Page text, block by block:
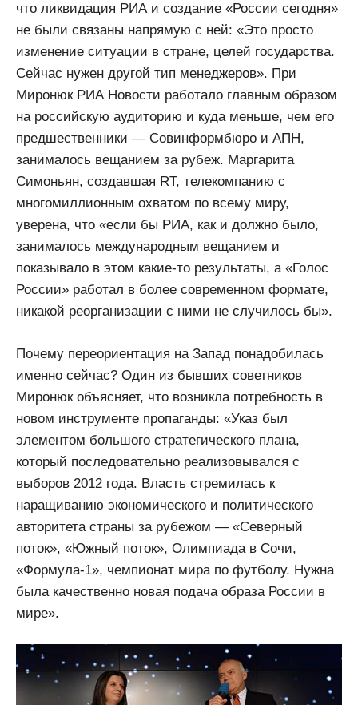
что ликвидация РИА и создание «России сегодня»
не были связаны напрямую с ней: «Это просто
изменение ситуации в стране, целей государства.
Сейчас нужен другой тип менеджеров». При
Миронюк РИА Новости работало главным образом
на российскую аудиторию и куда меньше, чем его
предшественники — Совинформбюро и АПН,
занималось вещанием за рубеж. Маргарита
Симоньян, создавшая RT, телекомпанию с
многомиллионным охватом по всему миру,
уверена, что «если бы РИА, как и должно было,
занималось международным вещанием и
показывало в этом какие-то результаты, а «Голос
России» работал в более современном формате,
никакой реорганизации с ними не случилось бы».
Почему переориентация на Запад понадобилась
именно сейчас? Один из бывших советников
Миронюк объясняет, что возникла потребность в
новом инструменте пропаганды: «Указ был
элементом большого стратегического плана,
который последовательно реализовывался с
выборов 2012 года. Власть стремилась к
наращиванию экономического и политического
авторитета страны за рубежом — «Северный
поток», «Южный поток», Олимпиада в Сочи,
«Формула-1», чемпионат мира по футболу. Нужна
была качественно новая подача образа России в
мире».